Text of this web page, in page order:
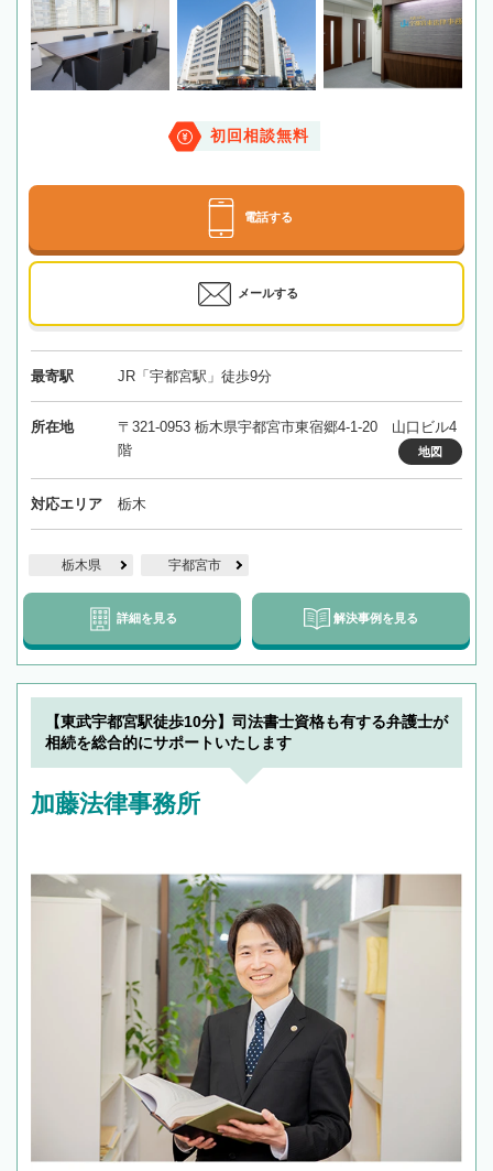
初回相談無料
電話する
メールする
最寄駅 JR「宇都宮駅」徒歩9分
所在地
〒321-0953 栃木県宇都宮市東宿郷4-1-20 山口ビル4
階
地図
対応エリア 栃木
栃木県 宇都宮市
詳細を見る 解決事例を見る
【東武宇都宮駅徒歩10分】司法書士資格も有する弁護士が
相続を総合的にサポートいたします
加藤法律事務所